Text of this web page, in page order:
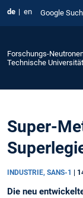
de en Google
Forschungs-
Technische
Super-
INDUSTRIE, SANS-1
Die neu